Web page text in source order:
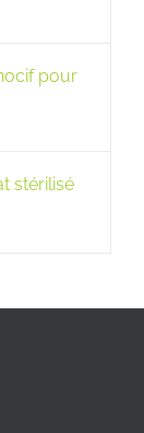
pour
stérilisé